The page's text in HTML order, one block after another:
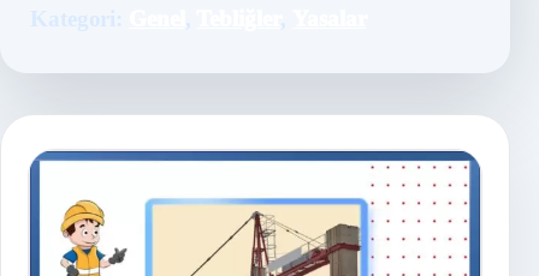
Kategori: , ,